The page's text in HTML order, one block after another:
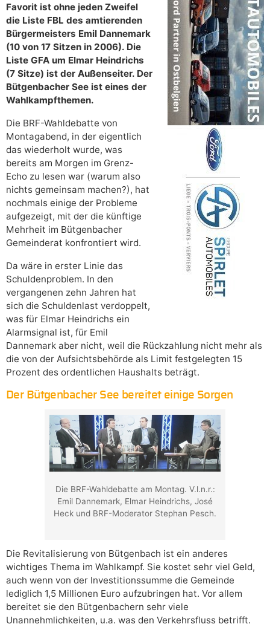
Favorit ist ohne jeden Zweifel
die Liste FBL des amtierenden
Bürgermeisters Emil Dannemark
(10 von 17 Sitzen in 2006). Die
Liste GFA um Elmar Heindrichs
(7 Sitze) ist der Außenseiter. Der
Bütgenbacher See ist eines der
Wahlkampfthemen.
Die BRF-Wahldebatte von
Montagabend, in der eigentlich
das wiederholt wurde, was
bereits am Morgen im Grenz-
Echo zu lesen war (warum also
nichts gemeinsam machen?), hat
nochmals einige der Probleme
aufgezeigt, mit der die künftige
Mehrheit im Bütgenbacher
Gemeinderat konfrontiert wird.
Da wäre in erster Linie das
Schuldenproblem. In den
vergangenen zehn Jahren hat
sich die Schuldenlast verdoppelt,
was für Elmar Heindrichs ein
Alarmsignal ist, für Emil
Dannemark aber nicht, weil die Rückzahlung nicht mehr als
die von der Aufsichtsbehörde als Limit festgelegten 15
Prozent des ordentlichen Haushalts beträgt.
Der Bütgenbacher See bereitet einige Sorgen
Die BRF-Wahldebatte am Montag. V.l.n.r.:
Emil Dannemark, Elmar Heindrichs, José
Heck und BRF-Moderator Stephan Pesch.
Die Revitalisierung von Bütgenbach ist ein anderes
wichtiges Thema im Wahlkampf. Sie kostet sehr viel Geld,
auch wenn von der Investitionssumme die Gemeinde
lediglich 1,5 Millionen Euro aufzubringen hat. Vor allem
bereitet sie den Bütgenbachern sehr viele
Unannehmlichkeiten, u.a. was den Verkehrsfluss betrifft.